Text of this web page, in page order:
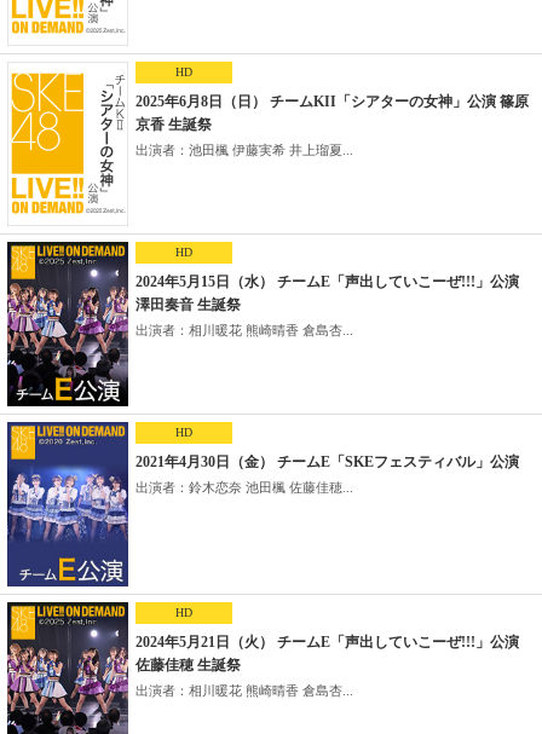
HD
2025年6月8日（日） チームKII「シアターの女神」公演 篠原
京香 生誕祭
出演者：池田楓 伊藤実希 井上瑠夏...
HD
2024年5月15日（水） チームE「声出していこーぜ!!!」公演
澤田奏音 生誕祭
出演者：相川暖花 熊崎晴香 倉島杏...
HD
2021年4月30日（金） チームE「SKEフェスティバル」公演
出演者：鈴木恋奈 池田楓 佐藤佳穂...
HD
2024年5月21日（火） チームE「声出していこーぜ!!!」公演
佐藤佳穂 生誕祭
出演者：相川暖花 熊崎晴香 倉島杏...